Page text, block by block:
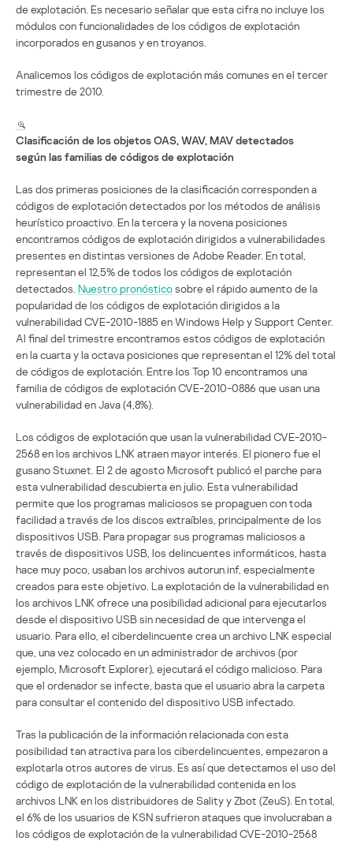
de explotación. Es necesario señalar que esta cifra no incluye los
módulos con funcionalidades de los códigos de explotación
incorporados en gusanos y en troyanos.
Analicemos los códigos de explotación más comunes en el tercer
trimestre de 2010.
Clasificación de los objetos OAS, WAV, MAV detectados
según las familias de códigos de explotación
Las dos primeras posiciones de la clasificación corresponden a
códigos de explotación detectados por los métodos de análisis
heurístico proactivo. En la tercera y la novena posiciones
encontramos códigos de explotación dirigidos a vulnerabilidades
presentes en distintas versiones de Adobe Reader. En total,
representan el 12,5% de todos los códigos de explotación
detectados. Nuestro pronósticosobre el rápido aumento de la
popularidad de los códigos de explotación dirigidos a la
vulnerabilidad CVE-2010-1885 en Windows Help y Support Center.
Al final del trimestre encontramos estos códigos de explotación
en la cuarta y la octava posiciones que representan el 12% del total
de códigos de explotación. Entre los Top 10 encontramos una
familia de códigos de explotación CVE-2010-0886 que usan una
vulnerabilidad en Java (4,8%).
Los códigos de explotación que usan la vulnerabilidad CVE-2010-
2568 en los archivos LNK atraen mayor interés. El pionero fue el
gusano Stuxnet. El 2 de agosto Microsoft publicó el parche para
esta vulnerabilidad descubierta en julio. Esta vulnerabilidad
permite que los programas maliciosos se propaguen con toda
facilidad a través de los discos extraíbles, principalmente de los
dispositivos USB. Para propagar sus programas maliciosos a
través de dispositivos USB, los delincuentes informáticos, hasta
hace muy poco, usaban los archivos autorun.inf, especialmente
creados para este objetivo. La explotación de la vulnerabilidad en
los archivos LNK ofrece una posibilidad adicional para ejecutarlos
desde el dispositivo USB sin necesidad de que intervenga el
usuario. Para ello, el ciberdelincuente crea un archivo LNK especial
que, una vez colocado en un administrador de archivos (por
ejemplo, Microsoft Explorer), ejecutará el código malicioso. Para
que el ordenador se infecte, basta que el usuario abra la carpeta
para consultar el contenido del dispositivo USB infectado.
Tras la publicación de la información relacionada con esta
posibilidad tan atractiva para los ciberdelincuentes, empezaron a
explotarla otros autores de virus. Es así que detectamos el uso del
código de explotación de la vulnerabilidad contenida en los
archivos LNK en los distribuidores de Sality y Zbot (ZeuS). En total,
el 6% de los usuarios de KSN sufrieron ataques que involucraban a
los códigos de explotación de la vulnerabilidad CVE-2010-2568